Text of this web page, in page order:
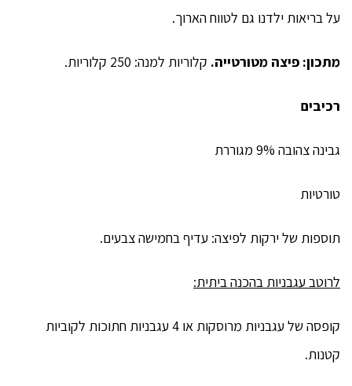
על בריאות ילדנו גם לטווח הארוך.
מתכון: פיצה מטורטייה. קלוריות למנה: 250 קלוריות.
רכיבים
גבינה צהובה 9% מגוררת
טורטיות
תוספות של ירקות לפיצה: עדיף בחמישה צבעים.
לרוטב עגבניות בהכנה ביתית:
קופסה של עגבניות מרוסקות או 4 עגבניות חתוכות לקוביות
קטנות.